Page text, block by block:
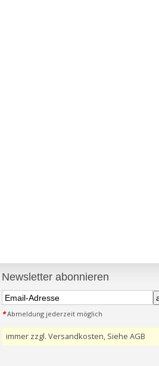
Newsletter abonnieren
*Abmeldung jederzeit möglich
immer zzgl. Versandkosten, Siehe AGB